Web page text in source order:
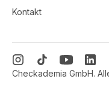
Kontakt
Checkademia GmbH.